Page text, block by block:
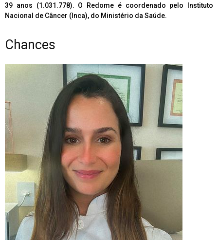
39 anos (1.031.778). O Redome é coordenado pelo Instituto
Nacional de Câncer (Inca), do Ministério da Saúde.
Chances